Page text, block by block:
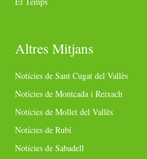
Altres Mitjans
Notícies de Sant Cugat del Vallès
Notícies de Montcada i Reixach
Notícies de Mollet del Vallès
Notícies de Rubí
Notícies de Sabadell